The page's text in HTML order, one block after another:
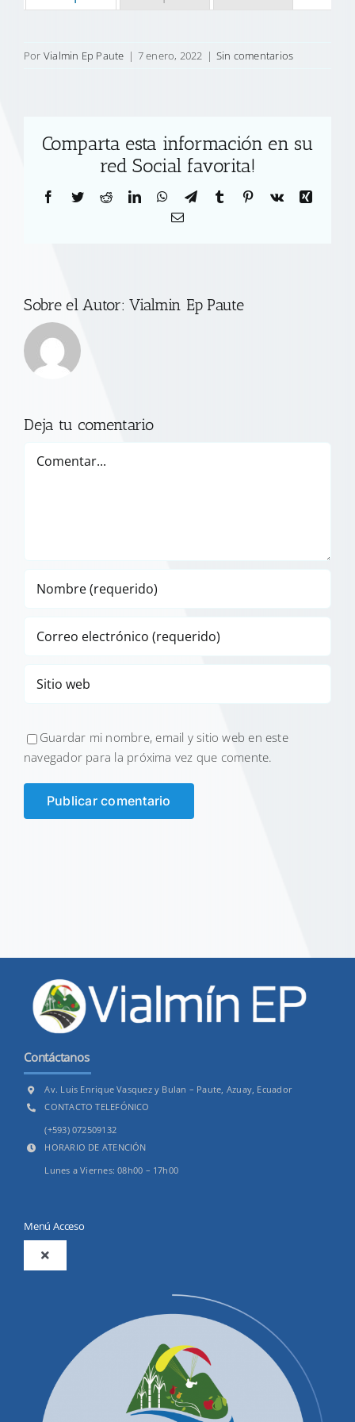
Por Vialmin Ep Paute | 7 enero, 2022 | Sin comentarios
Comparta esta información en su
red Social favorita!
Facebook
TwitterRedditLinkedInWhatsApp
TelegramTumblr Pinterest
Vk
Xing
Correo
Sobre el Autor:Vialmin Ep Paute
Deja tu comentario
Guardar mi nombre, email y sitio web en este
navegador para la próxima vez que comente.
Contáctanos
Av. Luis Enrique Vasquez y Bulan – Paute, Azuay, Ecuador
CONTACTO TELEFÓNICO
(+593) 072509132
HORARIO DE ATENCIÓN
Lunes a Viernes: 08h00 – 17h00
Menú Acceso
Toggle
Productos y Servicios
Convocatorias Precalificación